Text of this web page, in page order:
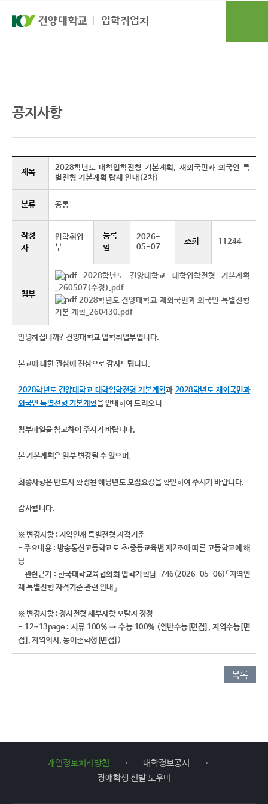
입학취업처
공지사항
제목
2028학년도 대학입학전형 기본계획, 재외국민과 외국인 특
별전형 기본계획 탑재 안내(2차)
분류 공통
작성
자
입학취업
부
등록
일
2026-
05-07
조회 11244
첨부
2028학년도 건양대학교 대학입학전형 기본계획
_260507(수정).pdf
2028학년도 건양대학교 재외국민과 외국인 특별전형
기본 계획_260430.pdf
안녕하십니까? 건양대학교 입학취업부입니다.
본교에 대한 관심에 진심으로 감사드립니다.
2028학년도 건양대학교 대학입학전형 기본계획과 2028학년도 재외국민과
외국인 특별전형 기본계획을 안내하여 드리오니
첨부파일을 참고하여 주시기 바랍니다.
본 기본계획은 일부 변경될 수 있으며,
최종사항은 반드시 확정된 해당년도 모집요강을 확인하여 주시기 바랍니다.
감사합니다.​​
※ 변경사항 : 지역인재 특별전형 자격기준
- 주요내용 : 방송통신고등학교도 초∙중등교육법 제2조에 따른 고등학교에 해
당​
- 관련근거 : 한국대학교육협의회 입학기획팀-746(2026-05-06)「지역인
재 특별전형 자격기준 관련 안내」
※ 변경사항 : 정시전형 세부사항 오탈자 정정
- ​12~13page : 서류 100% → 수능 100% (일반수능[면접], 지역수능[면
접], 지역의사, 농어촌학생[면접])
목록
개인정보처리방침
대학정보공시
장애학생 선발 도우미